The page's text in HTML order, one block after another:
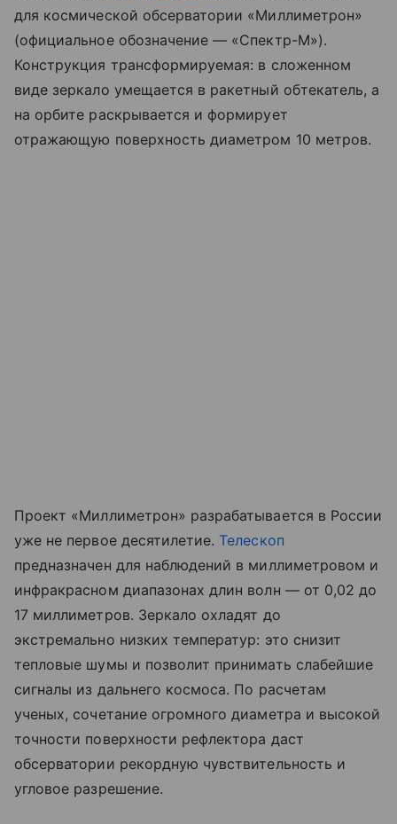
для космической обсерватории «Миллиметрон»
(официальное обозначение — «Спектр-М»).
Конструкция трансформируемая: в сложенном
виде зеркало умещается в ракетный обтекатель, а
на орбите раскрывается и формирует
отражающую поверхность диаметром 10 метров.
Проект «Миллиметрон» разрабатывается в России
уже не первое десятилетие. Телескоп
предназначен для наблюдений в миллиметровом и
инфракрасном диапазонах длин волн — от 0,02 до
17 миллиметров. Зеркало охладят до
экстремально низких температур: это снизит
тепловые шумы и позволит принимать слабейшие
сигналы из дальнего космоса. По расчетам
ученых, сочетание огромного диаметра и высокой
точности поверхности рефлектора даст
обсерватории рекордную чувствительность и
угловое разрешение.